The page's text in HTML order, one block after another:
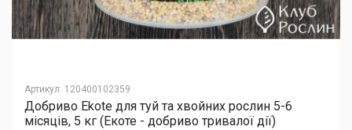
Артикул: 120400102359
Добриво Еkote для туй та хвойних рослин 5-6
місяців, 5 кг (Екоте - добриво тривалої дії)